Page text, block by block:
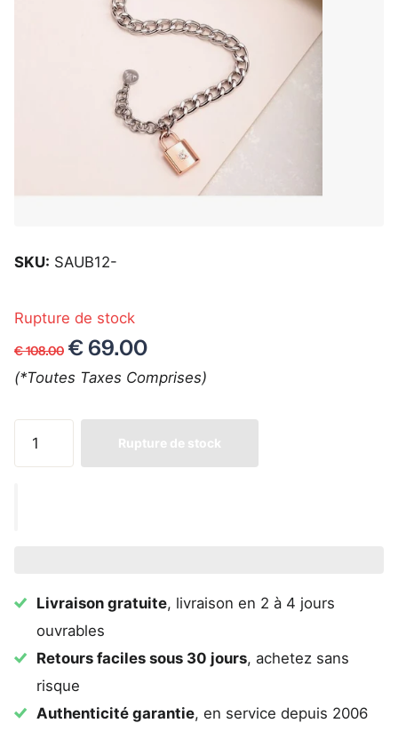
SKU: SAUB12-
Rupture de stock
€ 108.00 € 69.00
(*Toutes Taxes Comprises)
Rupture de stock
Livraison gratuite, livraison en 2 à 4 jours
ouvrables
Retours faciles sous 30 jours, achetez sans
risque
Authenticité garantie, en service depuis 2006